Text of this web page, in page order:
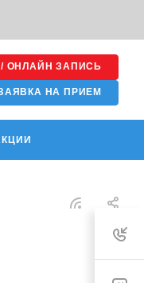
ОНЛАЙН ЗАПИСЬ
НА ПРИЕМ